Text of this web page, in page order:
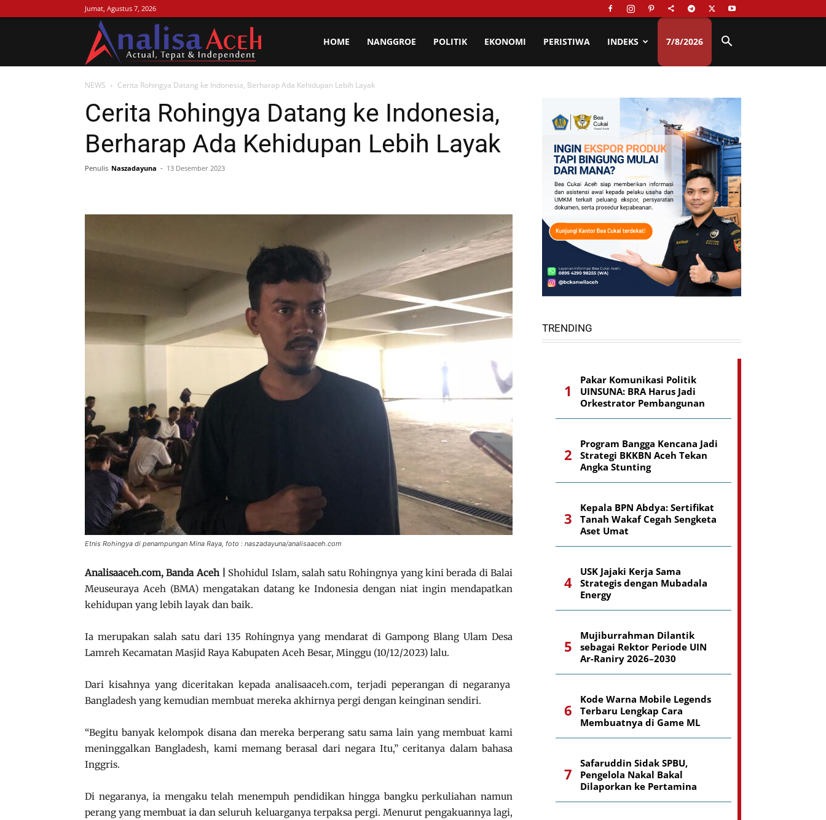
Jumat, Agustus 7, 2026
Aceh
HOME NANGGROE POLITIK EKONOMI PERISTIWA INDEKS 7/8/2026
NEWS Cerita Rohingya Datang ke Indonesia, Berharap Ada Kehidupan Lebih Layak
Cerita Rohingya Datang ke Indonesia,
Berharap Ada Kehidupan Lebih Layak
Penulis Naszadayuna - 13 Desember 2023
Etnis Rohingya di penampungan Mina Raya, foto : naszadayuna/analisaaceh.com
Analisaaceh.com, Banda Aceh |
Shohidul Islam, salah satu Rohingnya yang kini berada di Balai
Meuseuraya Aceh (BMA) mengatakan datang ke Indonesia dengan niat ingin mendapatkan
kehidupan yang lebih layak dan baik.
Ia merupakan salah satu dari 135 Rohingnya yang mendarat di Gampong Blang Ulam Desa
Lamreh Kecamatan Masjid Raya Kabupaten Aceh Besar, Minggu (10/12/2023) lalu.
Dari kisahnya yang diceritakan kepada analisaaceh.com, terjadi peperangan di negaranya
Bangladesh yang kemudian membuat mereka akhirnya pergi dengan keinginan sendiri.
“Begitu banyak kelompok disana dan mereka berperang satu sama lain yang membuat kami
meninggalkan Bangladesh, kami memang berasal dari negara Itu,” ceritanya dalam bahasa
Inggris.
Di negaranya, ia mengaku telah menempuh pendidikan hingga bangku perkuliahan namun
perang yang membuat ia dan seluruh keluarganya terpaksa pergi. Menurut pengakuannya lagi,
TRENDING
Pakar Komunikasi Politik
UINSUNA: BRA Harus Jadi
Orkestrator Pembangunan
Program Bangga Kencana Jadi
Strategi BKKBN Aceh Tekan
Angka Stunting
Kepala BPN Abdya: Sertifikat
Tanah Wakaf Cegah Sengketa
Aset Umat
USK Jajaki Kerja Sama
Strategis dengan Mubadala
Energy
Mujiburrahman Dilantik
sebagai Rektor Periode UIN
Ar-Raniry 2026–2030
Kode Warna Mobile Legends
Terbaru Lengkap Cara
Membuatnya di Game ML
Safaruddin Sidak SPBU,
Pengelola Nakal Bakal
Dilaporkan ke Pertamina